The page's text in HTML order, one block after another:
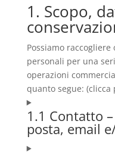
1. Scopo,
Possiamo
personali per una
operazioni
quanto segue: (clicca
1.1 Contatto
posta, email